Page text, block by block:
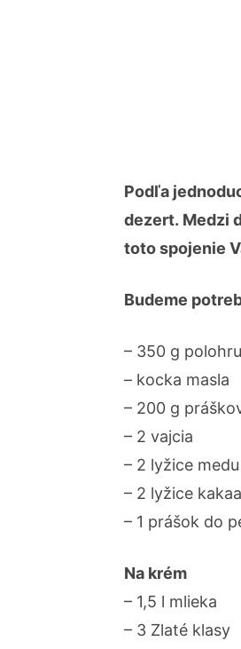
Podľa
dezert. Medzi
toto spojenie
Budeme
– 350 g
– kocka masla
– 200 g
– 2 vajcia
– 2 lyžice medu
– 2 lyžice kakaa
– 1 prášok do
Na krém
– 1,5 l mlieka
– 3 Zlaté klasy